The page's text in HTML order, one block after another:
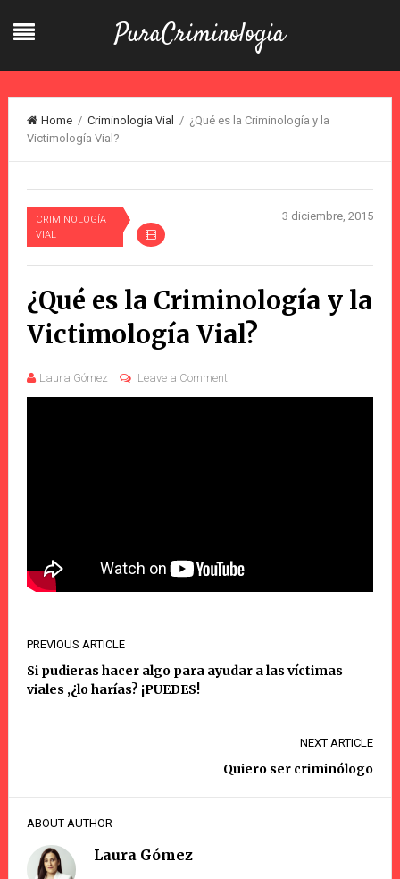
PuraCriminologia
Home/ Criminología Vial
/ ¿Qué es la Criminología y la
Victimología Vial?
CRIMINOLOGÍA
VIAL
3 diciembre, 2015
¿Qué es la Criminología y la
Victimología Vial?
Laura Gómez Leave a Comment
PREVIOUS ARTICLE
Si pudieras hacer algo para ayudar a las víctimas
viales ,¿lo harías? ¡PUEDES!
NEXT ARTICLE
Quiero ser criminólogo
ABOUT AUTHOR
Laura Gómez